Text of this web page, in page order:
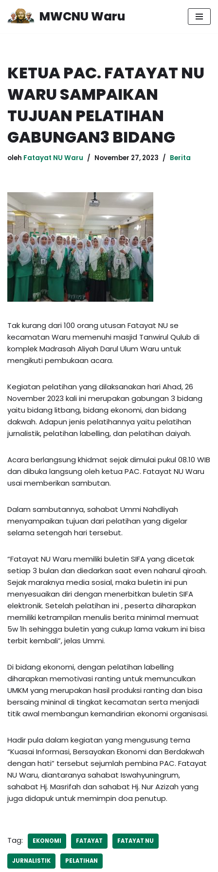
Lompat
MWCNU Waru
KETUA PAC. FATAYAT NU
WARU SAMPAIKAN
TUJUAN PELATIHAN
GABUNGAN3 BIDANG
oleh Fatayat NU Waru November 27, 2023 Berita
Tak kurang dari 100 orang utusan Fatayat NU se
kecamatan Waru memenuhi masjid Tanwirul Qulub di
komplek Madrasah Aliyah Darul Ulum Waru untuk
mengikuti pembukaan acara.
Kegiatan pelatihan yang dilaksanakan hari Ahad, 26
November 2023 kali ini merupakan gabungan 3 bidang
yaitu bidang litbang, bidang ekonomi, dan bidang
dakwah. Adapun jenis pelatihannya yaitu pelatihan
jurnalistik, pelatihan labelling, dan pelatihan daiyah.
Acara berlangsung khidmat sejak dimulai pukul 08.10 WIB
dan dibuka langsung oleh ketua PAC. Fatayat NU Waru
usai memberikan sambutan.
Dalam sambutannya, sahabat Ummi Nahdliyah
menyampaikan tujuan dari pelatihan yang digelar
selama setengah hari tersebut.
“Fatayat NU Waru memiliki buletin SIFA yang dicetak
setiap 3 bulan dan diedarkan saat even naharul qiroah.
Sejak maraknya media sosial, maka buletin ini pun
menyesuaikan diri dengan menerbitkan buletin SIFA
elektronik. Setelah pelatihan ini , peserta diharapkan
memiliki ketrampilan menulis berita minimal memuat
5w 1h sehingga buletin yang cukup lama vakum ini bisa
terbit kembali”, jelas Ummi.
Di bidang ekonomi, dengan pelatihan labelling
diharapkan memotivasi ranting untuk memunculkan
UMKM yang merupakan hasil produksi ranting dan bisa
bersaing mininal di tingkat kecamatan serta menjadi
titik awal membangun kemandirian ekonomi organisasi.
Hadir pula dalam kegiatan yang mengusung tema
“Kuasai Informasi, Bersayakan Ekonomi dan Berdakwah
dengan hati” tersebut sejumlah pembina PAC. Fatayat
NU Waru, diantaranya sahabat Iswahyuningrum,
sahabat Hj. Masrifah dan sahabat Hj. Nur Azizah yang
juga didapuk untuk memimpin doa penutup.
Tag: EKONOMI FATAYAT FATAYAT NU
JURNALISTIK PELATIHAN